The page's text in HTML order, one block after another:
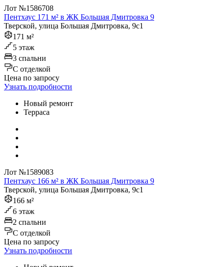
Лот №1586708
Пентхаус 171 м² в ЖК Большая Дмитровка 9
Тверской, улица Большая Дмитровка, 9с1
171 м²
5 этаж
3 спальни
C отделкой
Цена по запросу
Узнать подробности
Новый ремонт
Терраса
Лот №1589083
Пентхаус 166 м² в ЖК Большая Дмитровка 9
Тверской, улица Большая Дмитровка, 9с1
166 м²
6 этаж
2 спальни
C отделкой
Цена по запросу
Узнать подробности